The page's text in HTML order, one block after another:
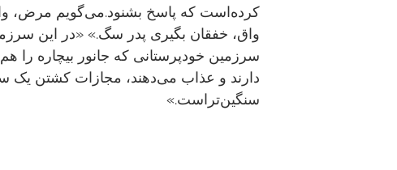
کرده‌است که پاسخ بشنود.می‌گویم مرض،
واق، خفقان بگیری پدر سگ.» «در این
سرزمین خود‌پرستانی که جانور بیچاره
دارند و عذاب می‌دهند، مجازات کشتن یک
سنگین‌تر‌است.»